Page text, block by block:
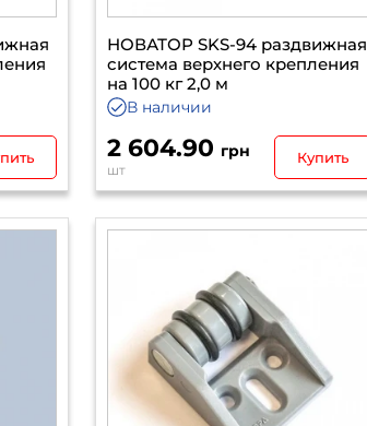
НОВАТОР SKS-94 раздвижная
система верхнего крепления
на 100 кг 2,0 м
В наличии
2 604.90 грн
шт
Купить